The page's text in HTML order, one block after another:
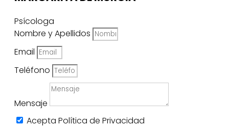
Psícologa
Nombre y Apellidos
Email
Teléfono
Mensaje
Acepta Política de Privacidad